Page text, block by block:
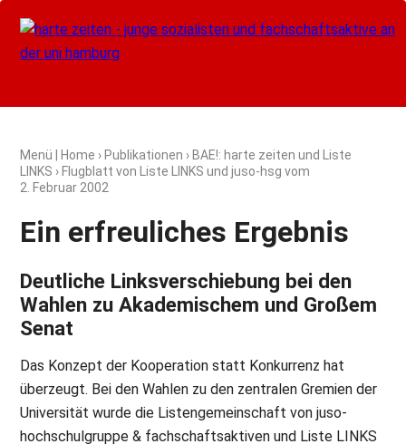
Menü Home › Publikationen › BAE!: harte zeiten und Liste
LINKS › Flugblatt von Liste LINKS und juso-hsg vom
2. Februar 2002
Ein erfreuliches Ergebnis
Deutliche Linksverschiebung bei den
Wahlen zu Akademischem und Großem
Senat
Das Konzept der Kooperation statt Konkurrenz hat
überzeugt. Bei den Wahlen zu den zentralen Gremien der
Universität wurde die Listengemeinschaft von juso-
hochschulgruppe & fachschaftsaktiven und Liste LINKS